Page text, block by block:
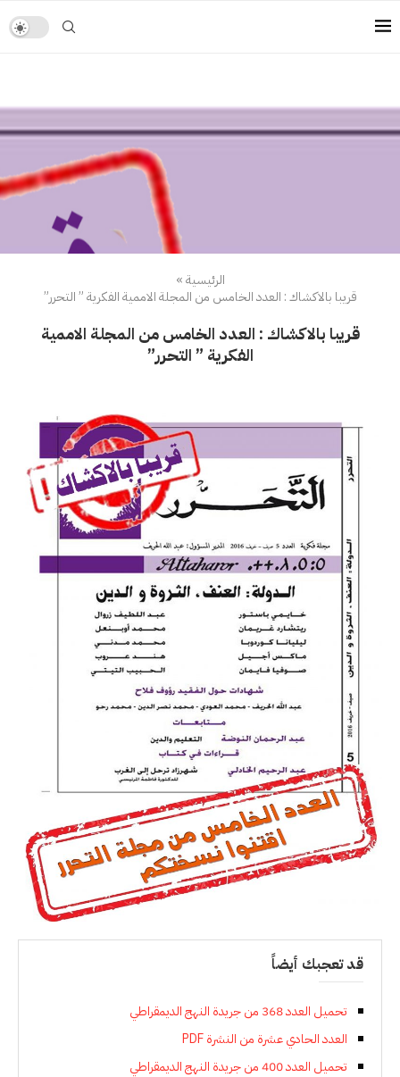
الرئيسية»
قريبا بالاكشاك : العدد الخامس من المجلة الاممية الفكرية ” التحرر”
قريبا بالاكشاك : العدد الخامس من المجلة الاممية
الفكرية ” التحرر”
قد تعجبك أيضاً
تحميل العدد 368 من جريدة النهج الديمقراطي
العدد الحادي عشرة من النشرة PDF
تحميل العدد 400 من جريدة النهج الديمقراطي